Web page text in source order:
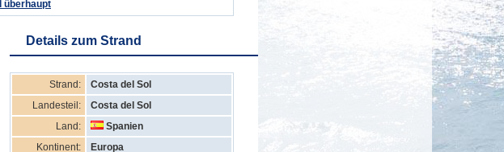
überhaupt
Details zum Strand
Strand:
Costa del Sol
Landesteil:
Costa del Sol
Land:
Spanien
Kontinent:
Europa